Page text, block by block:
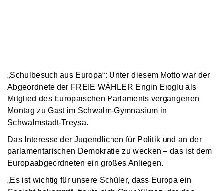
„Schulbesuch aus Europa“: Unter diesem Motto war der
Abgeordnete der FREIE WÄHLER Engin Eroglu als
Mitglied des Europäischen Parlaments vergangenen
Montag zu Gast im Schwalm-Gymnasium in
Schwalmstadt-Treysa.
Das Interesse der Jugendlichen für Politik und an der
parlamentarischen Demokratie zu wecken – das ist dem
Europaabgeordneten ein großes Anliegen.
„Es ist wichtig für unsere Schüler, dass Europa ein